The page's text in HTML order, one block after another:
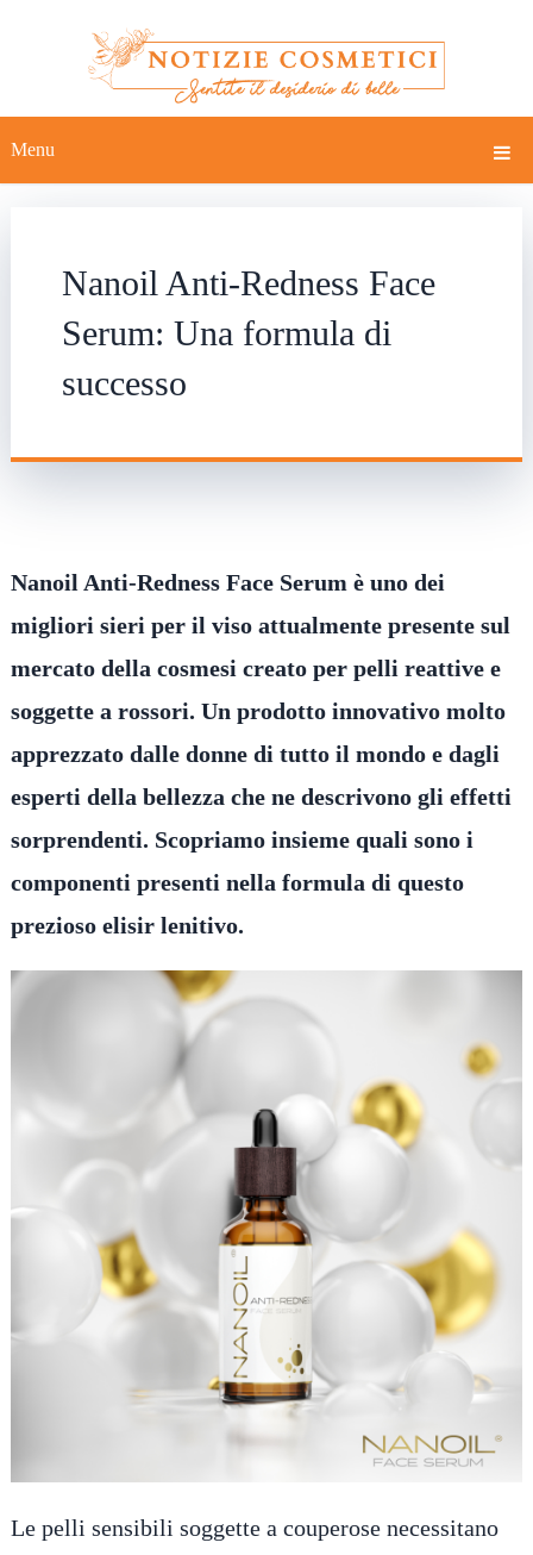
Menu
Nanoil Anti-Redness Face
Serum: Una formula di
successo
Nanoil Anti-Redness Face Serum è uno dei
migliori sieri per il viso attualmente presente sul
mercato della cosmesi creato per pelli reattive e
soggette a rossori. Un prodotto innovativo molto
apprezzato dalle donne di tutto il mondo e dagli
esperti della bellezza che ne descrivono gli effetti
sorprendenti. Scopriamo insieme quali sono i
componenti presenti nella formula di questo
prezioso elisir lenitivo.
Le pelli sensibili soggette a couperose necessitano